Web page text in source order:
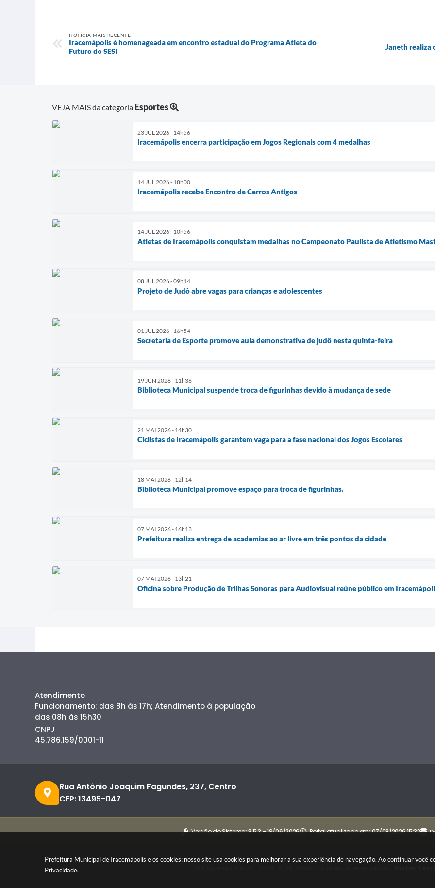
Prefeitura Municipal de Iracemápolis e os cookies: nosso site usa cookies para melhorar a sua experiência de navegação. Ao continuar você
Privacidade.
NOTÍCIA MAIS RECENTE
Iracemápolis é homenageada em encontro estadual do Programa Atleta do
Futuro do SESI
Janeth realiza
VEJA MAIS da categoria Esportes
23 JUL 2026 - 14h56
Iracemápolis encerra participação em Jogos Regionais com 4 medalhas
14 JUL 2026 - 18h00
Iracemápolis recebe Encontro de Carros Antigos
14 JUL 2026 - 10h56
Atletas de Iracemápolis conquistam medalhas no Campeonato Paulista de Atletismo
08 JUL 2026 - 09h14
Projeto de Judô abre vagas para crianças e adolescentes
01 JUL 2026 - 16h54
Secretaria de Esporte promove aula demonstrativa de judô nesta quinta-feira
19 JUN 2026 - 11h36
Biblioteca Municipal suspende troca de figurinhas devido à mudança de sede
21 MAI 2026 - 14h30
Ciclistas de Iracemápolis garantem vaga para a fase nacional dos Jogos Escolares
18 MAI 2026 - 12h14
Biblioteca Municipal promove espaço para troca de figurinhas.
07 MAI 2026 - 16h13
Prefeitura realiza entrega de academias ao ar livre em três pontos da cidade
07 MAI 2026 - 13h21
Oficina sobre Produção de Trilhas Sonoras para Audiovisual reúne público em
Rua Antônio Joaquim Fagundes, 237, Centro
CEP: 13495-047
Atendimento
Funcionamento: das 8h às 17h; Atendimento à população
das 08h às 15h30
CNPJ
45.786.159/0001-11
Versão do Sistema:3.5.3 - 19/06/2026 Portal atualizado em:07/08/2026 15:32